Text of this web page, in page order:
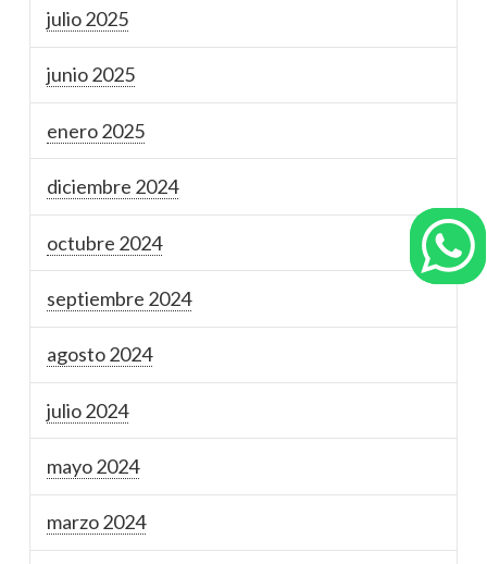
julio 2025
junio 2025
enero 2025
diciembre 2024
octubre 2024
septiembre 2024
agosto 2024
julio 2024
mayo 2024
marzo 2024